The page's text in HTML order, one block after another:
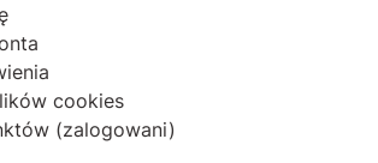
cookies
(zalogowani)